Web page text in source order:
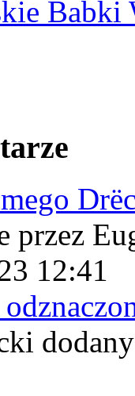
Babki
przez
12:41